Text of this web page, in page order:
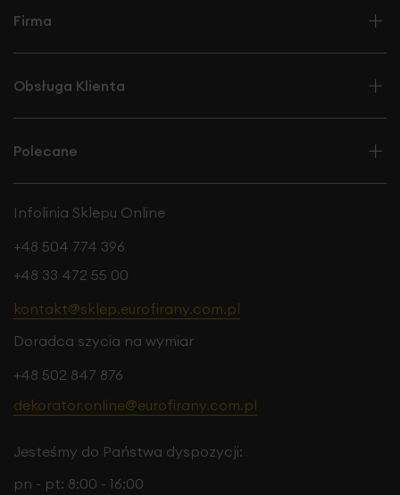
Firma
Obsługa Klienta
Polecane
Infolinia Sklepu Online
+48 504 774 396
+48 33 472 55 00
kontakt@sklep.eurofirany.com.pl
Doradca szycia na wymiar
+48 502 847 876
dekorator.online@eurofirany.com.pl
Jesteśmy do Państwa dyspozycji:
pn - pt: 8:00 - 16:00